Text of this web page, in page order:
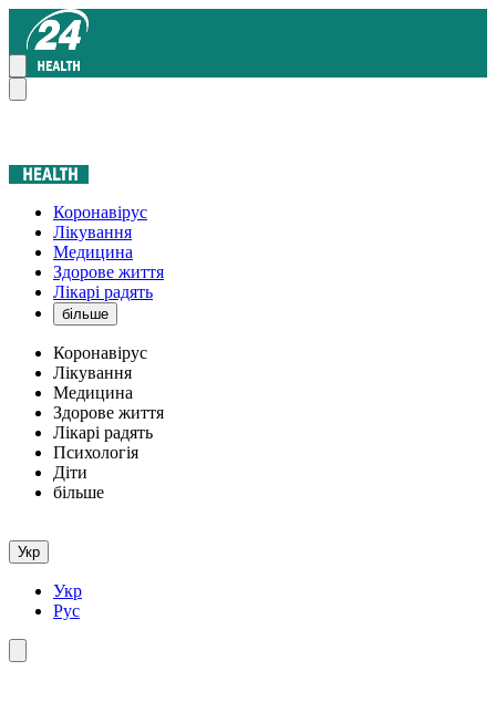
Коронавірус
Лікування
Медицина
Здорове життя
Лікарі радять
більше
Коронавірус
Лікування
Медицина
Здорове життя
Лікарі радять
Психологія
Діти
більше
Укр
Укр
Рус